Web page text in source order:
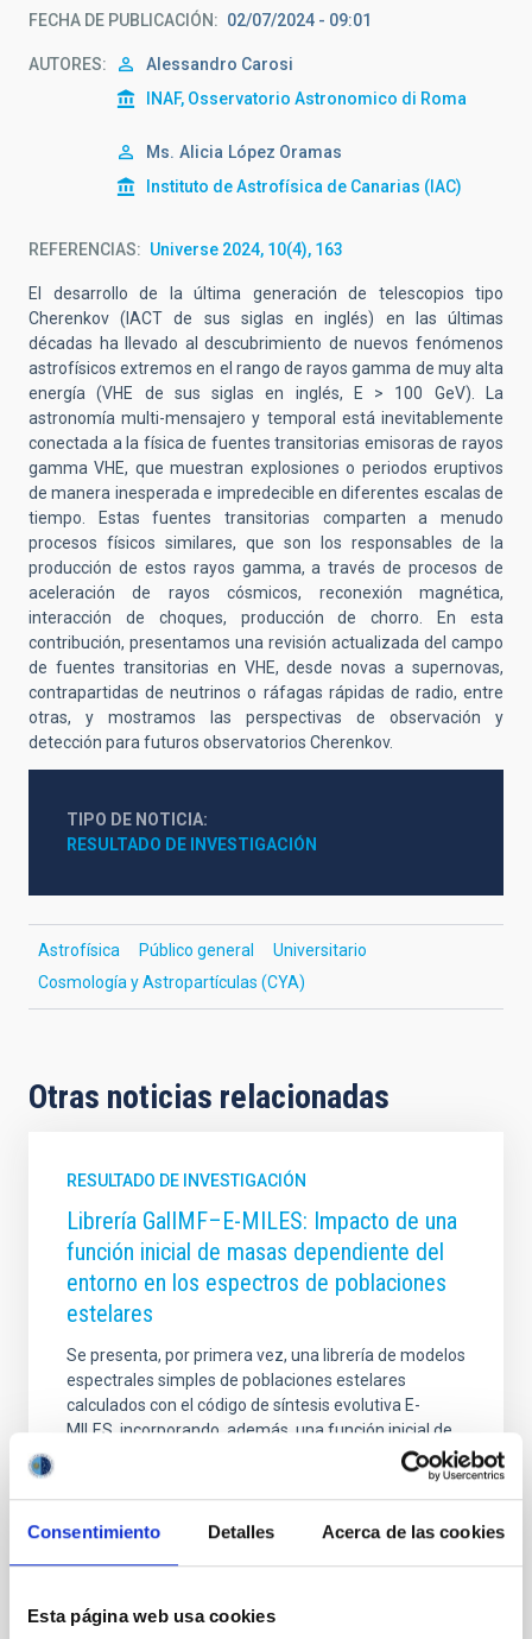
Consentimiento Detalles Acerca de las cookies
Esta página web usa cookies
FECHA DE PUBLICACIÓN 02/07/2024 - 09:01
AUTORES
Alessandro Carosi
INAF, Osservatorio Astronomico di Roma
Ms. Alicia López Oramas
Instituto de Astrofísica de Canarias (IAC)
REFERENCIAS Universe 2024, 10(4), 163
El desarrollo de la última generación de telescopios tipo
Cherenkov (IACT de sus siglas en inglés) en las últimas
décadas ha llevado al descubrimiento de nuevos fenómenos
astrofísicos extremos en el rango de rayos gamma de muy alta
energía (VHE de sus siglas en inglés, E > 100 GeV). La
astronomía multi-mensajero y temporal está inevitablemente
conectada a la física de fuentes transitorias emisoras de rayos
gamma VHE, que muestran explosiones o periodos eruptivos
de manera inesperada e impredecible en diferentes escalas de
tiempo. Estas fuentes transitorias comparten a menudo
procesos físicos similares, que son los responsables de la
producción de estos rayos gamma, a través de procesos de
aceleración de rayos cósmicos, reconexión magnética,
interacción de choques, producción de chorro. En esta
contribución, presentamos una revisión actualizada del campo
de fuentes transitorias en VHE, desde novas a supernovas,
contrapartidas de neutrinos o ráfagas rápidas de radio, entre
otras, y mostramos las perspectivas de observación y
detección para futuros observatorios Cherenkov.
TIPO DE NOTICIA
RESULTADO DE INVESTIGACIÓN
Astrofísica Público general
Universitario
Cosmología y Astropartículas (CYA)
Otras noticias relacionadas
RESULTADO DE INVESTIGACIÓN
Librería GalIMF–E-MILES: Impacto de una
función inicial de masas dependiente del
entorno en los espectros de poblaciones
estelares
Se presenta, por primera vez, una librería de modelos
espectrales simples de poblaciones estelares
calculados con el código de síntesis evolutiva E-
MILES, incorporando, además, una función inicial de
masa inicial variable para toda la galaxia (gwIMF) y
dependiente del entorno. Esta gwIMF, se ha calculado
utilizando el código GalIMF, que se basa en la teoría
de la función inicial de masa integrada (IGIMF), que
estos dos códigos, generamos una biblioteca
completa de espectros de población